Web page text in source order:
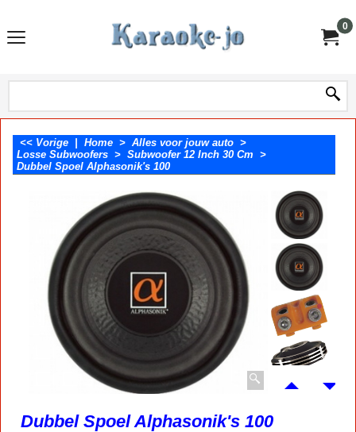
0
<< Vorige Home > Alles voor jouw auto >
Losse Subwoofers > Subwoofer 12 Inch 30 Cm >
Dubbel Spoel Alphasonik's 100
Dubbel Spoel Alphasonik's 100